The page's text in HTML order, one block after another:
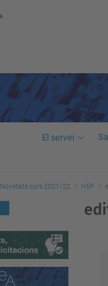
El servei
Novetats curs 2021/22 H5P